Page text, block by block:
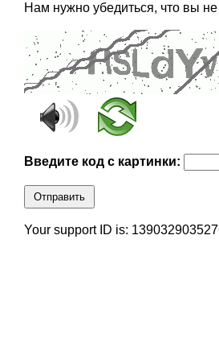
Нам нужно убедиться, что вы
Введите код с картинки:
Отправить
Your support ID is: